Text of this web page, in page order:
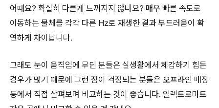
어때요? 확실히 다른게 느껴지지 않나요? 매우 빠른 속도로
이동하는 물체를 각각 다른 Hz로 재생한 결과 부드러움이 확
연하게 차이납니다.
그래도 눈이 움직임에 무딘 분들은 실생활에서 체감하기 힘든
경우가 많기 때문에 그런 점이 걱정되는 분들은 오프라인 매장
등에서 직접 살펴보며 비교하는 것이 좋습니다. 일렉트로마트